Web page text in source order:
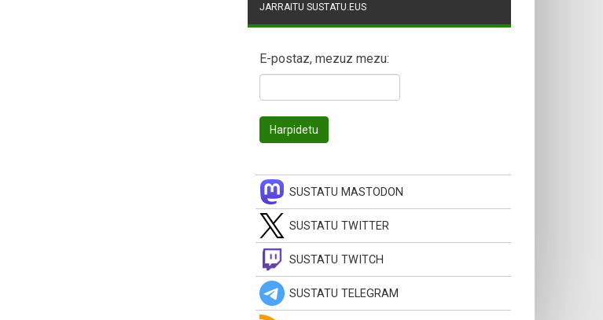
JARRAITU SUSTATU.EUS
E-postaz, mezuz mezu:
SUSTATU MASTODON
SUSTATU TWITTER
SUSTATU TWITCH
SUSTATU TELEGRAM